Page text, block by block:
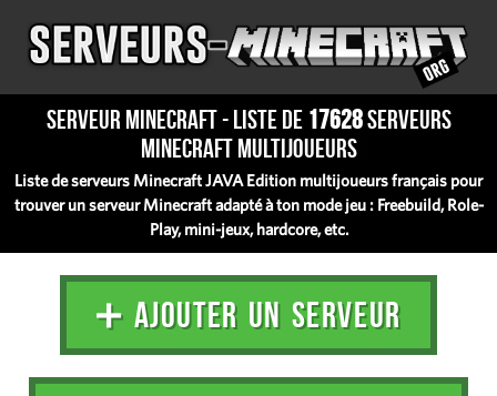
Serveur Minecraft - Liste de 17628serveurs
Minecraft multijoueurs
Liste de serveurs Minecraft JAVA Edition multijoueurs français pour
trouver un serveur Minecraft adapté à ton mode jeu : Freebuild, Role-
Play, mini-jeux, hardcore, etc.
➕ AJOUTER UN SERVEUR